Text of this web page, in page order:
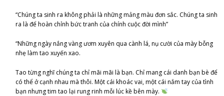
“Chúng ta sinh ra không phải là những mảng màu đơn sắc. Chúng ta sinh
ra là để hoàn chỉnh bức tranh của chính cuộc đời mình”
“Những ngày nắng vàng ươm xuyên qua cành lá, nụ cười của mày bỗng
nhẹ làm tao xuyến xao.
Tao từng nghĩ chúng ta chỉ mãi mãi là bạn. Chỉ mang cái danh bạn bè để
có thể ở cạnh nhau mà thôi. Một cái khoác vai, một cái nắm tay của tình
bạn nhưng tim tao lại rung rinh mỗi lúc kề bên mày.